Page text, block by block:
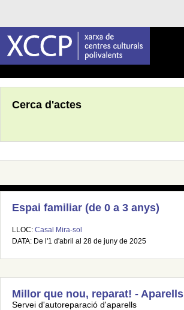
Cerca d'actes
Espai familiar (de 0 a 3 anys)
LLOC: Casal Mira-sol
DATA: De l'1 d'abril al 28 de juny de 2025
Millor que nou, reparat! - Aparells
Servei d'autoreparació d'aparells